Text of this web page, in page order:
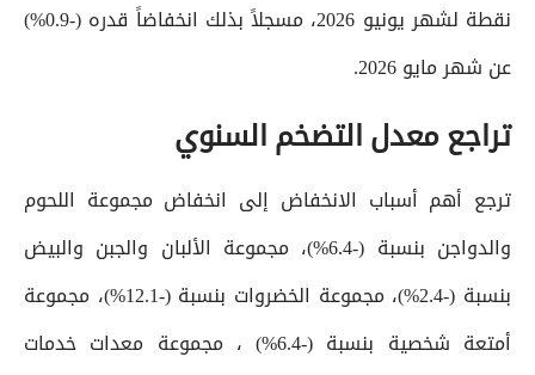
نقطة لشهر يونيو 2026، مسجلاً بذلك انخفاضاً قدره (-0.9%)
عن شهر مايو 2026.
تراجع معدل التضخم السنوي
ترجع أهم أسباب الانخفاض إلى انخفاض مجموعة اللحوم
والدواجن بنسبة (-6.4%)، مجموعة الألبان والجبن والبيض
بنسبة (-2.4%)، مجموعة الخضروات بنسبة (-12.1%)، مجموعة
أمتعة شخصية بنسبة (-6.4%) ، مجموعة معدات خدمات